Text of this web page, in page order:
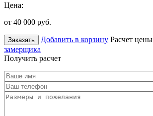
Цена:
от 40 000 руб.
Заказать Добавить в корзину Расчет цены
замерщика
Получить расчет